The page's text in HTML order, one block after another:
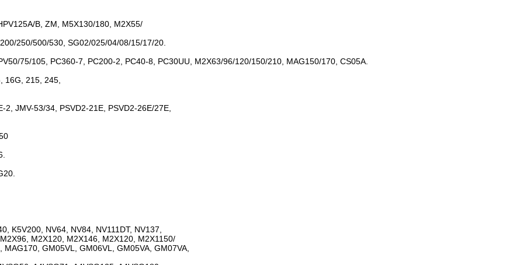
B, ZM, M5X130/180, M2X55/
250/500/530, SG02/025/04/08/15/17/20.
75/105, PC360-7, PC200-2, PC40-8, PC30UU, M2X63/96/120/150/210, MAG150/170, CS05A.
16G, 215, 245,
JMV-53/34, PSVD2-21E, PSVD2-26E/27E,
K5V200, NV64, NV84, NV111DT, NV137,
M2X120, M2X146, M2X120, M2X1150/
GM05VL, GM06VL, GM05VA, GM07VA,